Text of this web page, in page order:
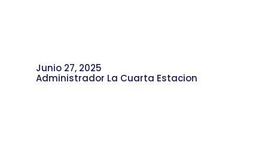
Junio 27, 2025
Administrador La Cuarta Estacion